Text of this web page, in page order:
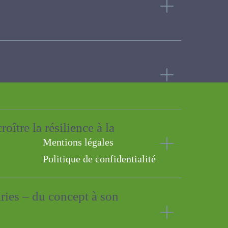
la résilience à la
– du concept à son
Mentions légales
Politique de confidentialité